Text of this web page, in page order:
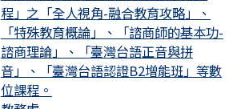
程」之「全人視角-融合教育攻略」、
「特殊教育概論」、「諮商師的基本功-
諮商理論」、「臺灣台語正音與拼
音」、「臺灣台語認證B2增能班」等數
位課程。